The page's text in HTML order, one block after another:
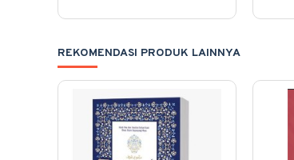
REKOMENDASI PRODUK LAINNYA